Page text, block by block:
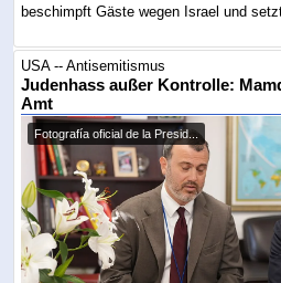
beschimpft Gäste wegen Israel und setzt
USA -- Antisemitismus
Judenhass außer Kontrolle:
Amt
Fotografía oficial de la Presid...